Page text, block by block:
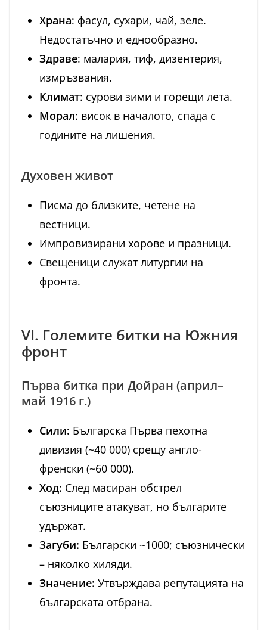
Храна: фасул, сухари, чай, зеле.
Недостатъчно и еднообразно.
Здраве: малария, тиф, дизентерия,
измръзвания.
Климат: сурови зими и горещи лета.
Морал: висок в началото, спада с
годините на лишения.
Духовен живот
Писма до близките, четене на
вестници.
Импровизирани хорове и празници.
Свещеници служат литургии на
фронта.
VI. Големите битки на Южния
фронт
Първа битка при Дойран (април–
май 1916 г.)
Сили: Българска Първа пехотна
дивизия (~40 000) срещу англо-
френски (~60 000).
Ход: След масиран обстрел
съюзниците атакуват, но българите
удържат.
Загуби: Български ~1000; съюзнически
– няколко хиляди.
Значение: Утвърждава репутацията на
българската отбрана.